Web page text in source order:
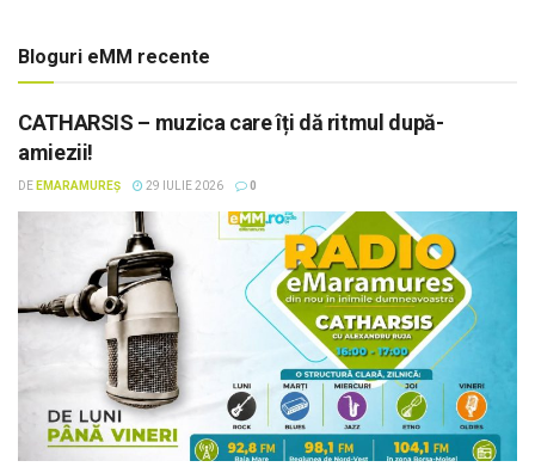
Bloguri eMM recente
CATHARSIS – muzica care îți dă ritmul după-
amiezii!
DE EMARAMUREȘ 29 IULIE 2026 0